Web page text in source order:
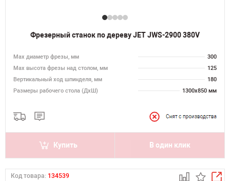
Фрезерный станок по дереву JET JWS-2900 380V
Max диаметр фрезы, мм
300
Мах высота фрезы над столом, мм
125
Вертикальный ход шпинделя, мм
180
Размеры рабочего стола (ДхШ)
1300х850 мм
Купить В один клик
Код товара: 134539